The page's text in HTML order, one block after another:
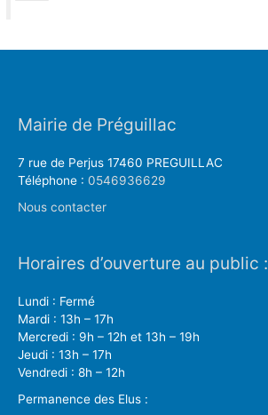
Mairie de Préguillac
7 rue de Perjus 17460 PREGUILLAC
Téléphone : 0546936629
Nous contacter
Horaires d’ouverture au public :
Lundi : Fermé
Mardi : 13h – 17h
Mercredi : 9h – 12h et 13h – 19h
Jeudi : 13h – 17h
Vendredi : 8h – 12h
Permanence des Elus :